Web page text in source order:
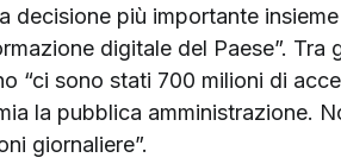
decisione più importante
digitale del Paese”. Tra
“ci sono stati 700 milioni di
la pubblica amministrazione.
giornaliere”.